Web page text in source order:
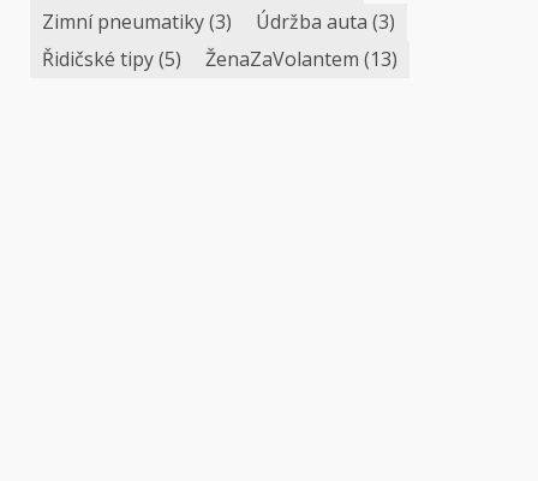
Zimní pneumatiky(3) Údržba auta (3)
Řidičské tipy(5) ŽenaZaVolantem (13)